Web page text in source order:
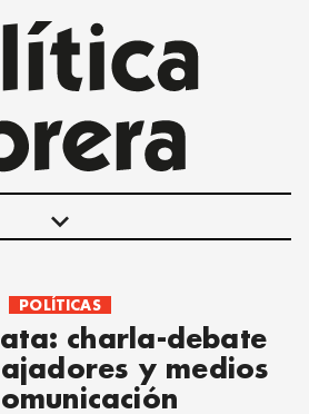
keyboard_arrow_down
POLÍTICAS
OBRERO
MUJER
POLÍTICAS
charla-debate
y medios